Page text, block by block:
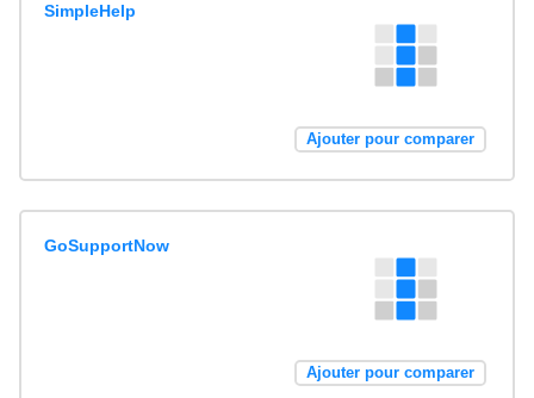
SimpleHelp
Ajouter pour comparer
GoSupportNow
Ajouter pour comparer